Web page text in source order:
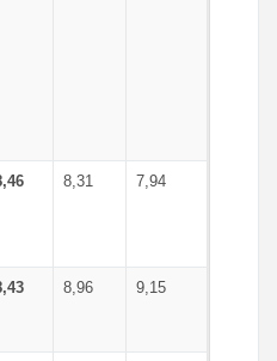
8,31 7,94
8,96 9,15